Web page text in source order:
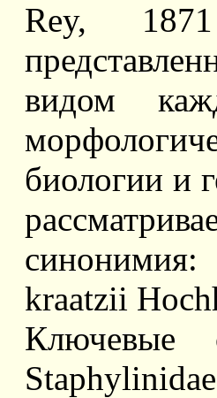
Rey,
видом
биологии и
kraatzii
Ключевые